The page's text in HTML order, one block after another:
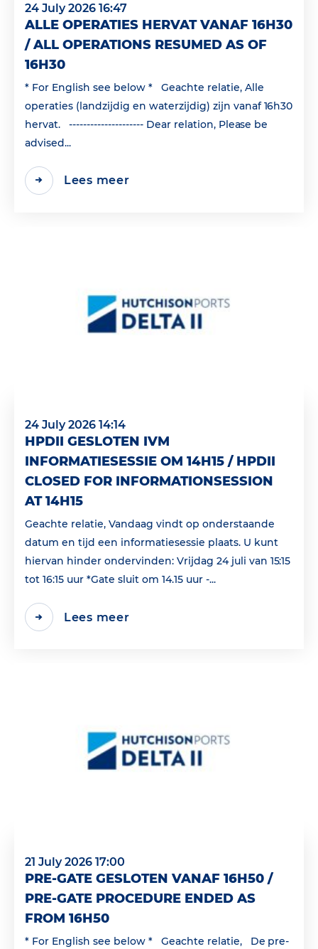
24 July 2026 16:47
ALLE OPERATIES HERVAT VANAF 16H30
/ ALL OPERATIONS RESUMED AS OF
16H30
* For English see below * Geachte relatie, Alle
operaties (landzijdig en waterzijdig) zijn vanaf 16h30
hervat. --------------------- Dear relation, Please be
advised...
Lees meer
24 July 2026 14:14
HPDII GESLOTEN IVM
INFORMATIESESSIE OM 14H15 / HPDII
CLOSED FOR INFORMATIONSESSION
AT 14H15
Geachte relatie, Vandaag vindt op onderstaande
datum en tijd een informatiesessie plaats. U kunt
hiervan hinder ondervinden: Vrijdag 24 juli van 15:15
tot 16:15 uur *Gate sluit om 14.15 uur -...
Lees meer
21 July 2026 17:00
PRE-GATE GESLOTEN VANAF 16H50 /
PRE-GATE PROCEDURE ENDED AS
FROM 16H50
* For English see below * Geachte relatie, De pre-